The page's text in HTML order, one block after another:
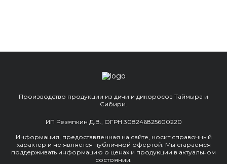
Производство продукции из дичи и дикоросов Таймыра и
Сибири.
ИП Резяпкин Д.В., ОГРН 308246825600220
Информация, предоставленная на сайте, носит справочный
характер и не является публичной офертой. Мы стараемся
поддерживать информацию о ценах и продукции в актуальном
состоянии.